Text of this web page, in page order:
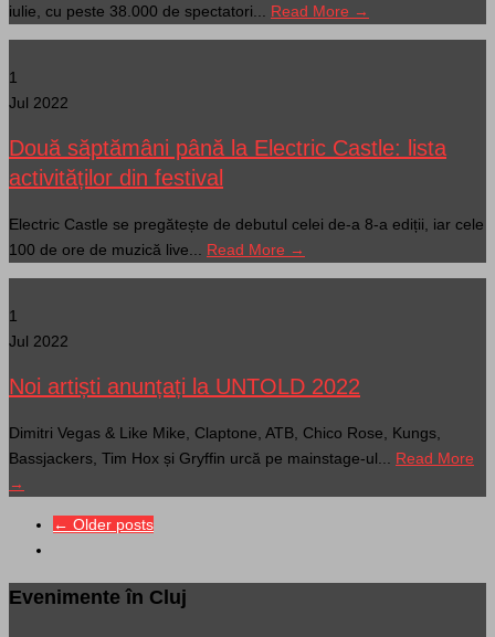
iulie, cu peste 38.000 de spectatori... Read More →
1
Jul 2022
Două săptămâni până la Electric Castle: lista
activităților din festival
Electric Castle se pregătește de debutul celei de-a 8-a ediții, iar cele
100 de ore de muzică live... Read More →
1
Jul 2022
Noi artiști anunțați la UNTOLD 2022
Dimitri Vegas & Like Mike, Claptone, ATB, Chico Rose, Kungs,
Bassjackers, Tim Hox și Gryffin urcă pe mainstage-ul... Read More
→
← Older posts
Evenimente în Cluj